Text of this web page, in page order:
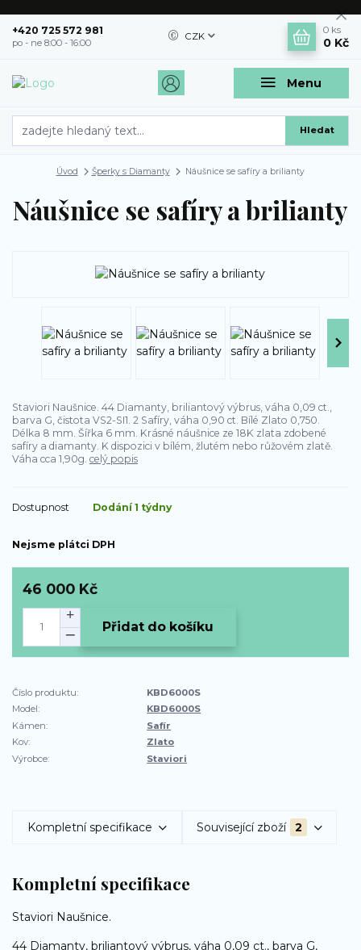
Menu
CZK
Hledat
+420 725 572 981
po - ne 8:00 - 16:00
0 ks
0 Kč
Úvod Šperky s Diamanty Náušnice se safíry a brilianty
Náušnice se safíry a brilianty
Staviori Naušnice. 44 Diamanty, briliantový výbrus, váha 0,09 ct.,
barva G, čistota VS2-SI1. 2 Safíry, váha 0,90 ct. Bílé Zlato 0,750.
Délka 8 mm. Šířka 6 mm. Krásné náušnice ze 18K zlata zdobené
safíry a diamanty. K dispozici v bílém, žlutém nebo růžovém zlatě.
Váha cca 1,90g. celý popis
Dostupnost Dodání 1 týdny
Nejsme plátci DPH
46 000 Kč
Přidat do košíku
Číslo produktu:
KBD6000S
Model:
KBD6000S
Kámen:
Safír
Kov:
Zlato
Výrobce:
Staviori
Kompletní specifikace Související zboží 2
Kompletní specifikace
Staviori Naušnice.
44 Diamanty, briliantový výbrus, váha 0,09 ct., barva G,